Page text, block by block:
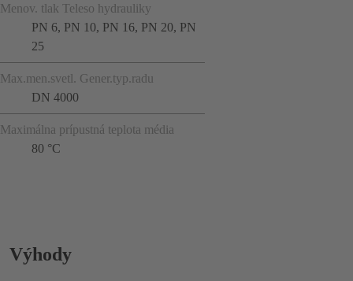
Menov. tlak Teleso hydrauliky
PN 6, PN 10, PN 16, PN 20, PN
25
Max.men.svetl. Gener.typ.radu
DN 4000
Maximálna prípustná teplota média
80 °C
Výhody